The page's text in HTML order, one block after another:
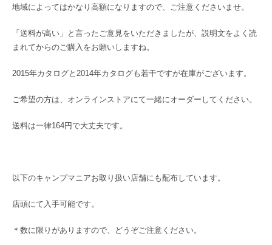
地域によってはかなり高額になりますので、ご注意くださいませ。
「送料が高い」と言ったご意見をいただきましたが、説明文をよく読
まれてからのご購入をお願いしますね。
2015年カタログと2014年カタログも若干ですが在庫がございます。
ご希望の方は、オンラインストアにて一緒にオーダーしてください。
送料は一律164円で大丈夫です。
以下のキャンプマニアお取り扱い店舗にも配布しています。
店頭にて入手可能です。
＊数に限りがありますので、どうぞご注意ください。